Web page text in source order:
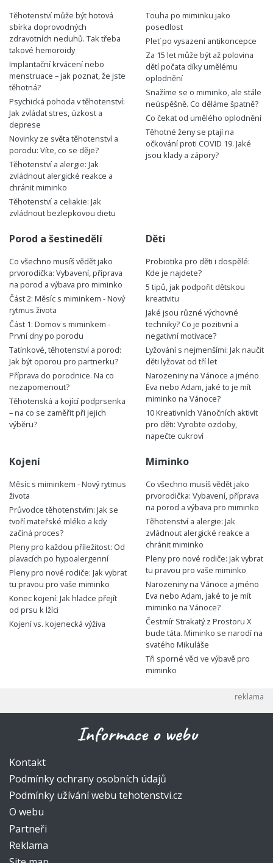
Těhotenství může být hotová
sbírka doprovodných
zdravotních neduhů. Tak třeba
takové hemoroidy
Implantační krvácení nebo
menstruace – jak poznat, že jste
těhotná?
Psychická pohoda v těhotenství:
Jak zvládat stres, úzkost a
deprese
Novinky ze světa těhotenství a
porodu: Víte, co se děje?
Těhotenství a alergie: Jak
zvládnout alergické reakce a
chránit miminko
Těhotenství a celiakie: Jak
zvládnout bezlepkovou dietu
Touha po miminku jako
posedlost
Pleť po vysazení antikoncepce
Za 15 let může být až polovina
dětí počata díky umělému
oplodnění
Snažíme se o miminko, ale stále
neúspěšně. Co děláme špatně?
Co čekat od umělého oplodnění
Těhotné ženy se ptají na
očkování proti COVID 19. Jaké
jsou klady a zápory?
Porod a šestinedělí
Co všechno musíš vědět jako
prvorodička: Vybavení, příprava
na porod a výbava pro miminko
Část 2: Měsíc s miminkem - Nový
rytmus života
Část 1: Domov s miminkem -
První dny po porodu
Tatínkové, těhotenství a porod:
Jak být oporou pro partnerku?
Příprava do porodnice. Na co
nezapomenout?
Těhotenská a kojící podprsenka
– na co se zaměřit při jejich
výběru?
Děti
Probiotika pro děti i dospělé:
Kde je najdete?
5 tipů, jak podpořit dětskou
kreativitu
Jaké jsou různé výchovné
techniky? Co je pozitivní a
negativní motivace?
Lyžování s nejmenšími: Jak naučit
děti lyžovat od tří let
Narozeniny na Vánoce a jméno
Eva nebo Adam, jaké to je mít
miminko na Vánoce?
10 Kreativních Vánočních aktivit
pro děti: Vyrobte ozdoby,
napečte cukroví
Kojení
Měsíc s miminkem - Nový rytmus
života
Průvodce těhotenstvím: Jak se
tvoří mateřské mléko a kdy
začíná proces?
Pleny pro každou příležitost: Od
plavacích po hypoalergenní
Pleny pro nové rodiče: Jak vybrat
tu pravou pro vaše miminko
Konec kojení: Jak hladce přejít
od prsu k lžíci
Kojení vs. kojenecká výživa
Miminko
Co všechno musíš vědět jako
prvorodička: Vybavení, příprava
na porod a výbava pro miminko
Těhotenství a alergie: Jak
zvládnout alergické reakce a
chránit miminko
Pleny pro nové rodiče: Jak vybrat
tu pravou pro vaše miminko
Narozeniny na Vánoce a jméno
Eva nebo Adam, jaké to je mít
miminko na Vánoce?
Čestmír Strakatý z Prostoru X
bude táta. Miminko se narodí na
svatého Mikuláše
Tři sporné věci ve výbavě pro
miminko
Informace o webu
Kontakt
Podmínky ochrany osobních údajů
Podmínky užívání webu tehotenstvi.cz
O webu
Partneři
Reklama